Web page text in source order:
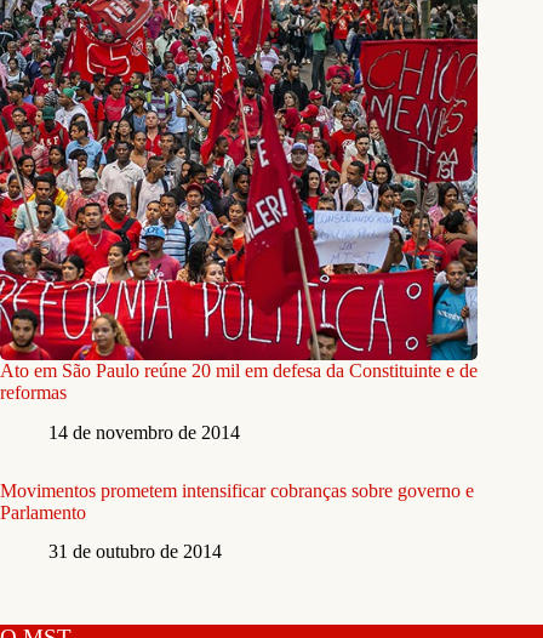
Ato em São Paulo reúne 20 mil em defesa da Constituinte e de
reformas
14 de novembro de 2014
Movimentos prometem intensificar cobranças sobre governo e
Parlamento
31 de outubro de 2014